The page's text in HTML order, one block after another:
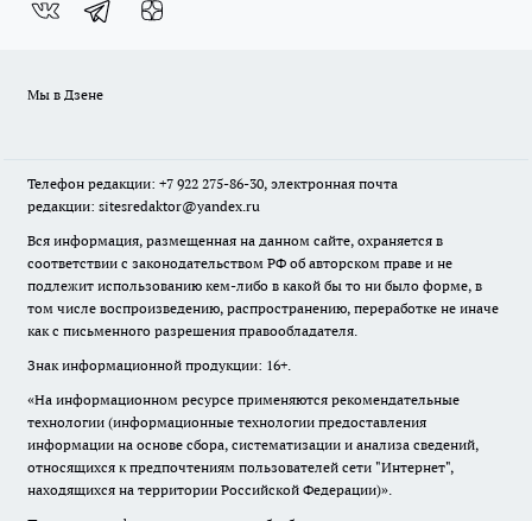
Мы в Дзене
Телефон редакции: +7 922 275-86-30, электронная почта
редакции: sitesredaktor@yandex.ru
Вся информация, размещенная на данном сайте, охраняется в
соответствии с законодательством РФ об авторском праве и не
подлежит использованию кем-либо в какой бы то ни было форме, в
том числе воспроизведению, распространению, переработке не иначе
как с письменного разрешения правообладателя.
Знак информационной продукции: 16+.
«На информационном ресурсе применяются рекомендательные
технологии (информационные технологии предоставления
информации на основе сбора, систематизации и анализа сведений,
относящихся к предпочтениям пользователей сети "Интернет",
находящихся на территории Российской Федерации)».